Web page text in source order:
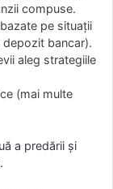
compuse.
pe situații
depozit bancar).
aleg strategiile
(mai multe
a predării și